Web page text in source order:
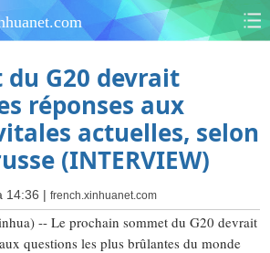
du G20 devrait
réponses aux
actuelles, selon
(INTERVIEW)
14:36 |french.xinhuanet.com
-- Le prochain sommet du G20 devrait
questions les plus brûlantes du monde